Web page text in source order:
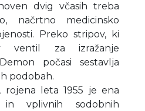
dvig včasih treba
načrtno medicinsko
Preko stripov, ki
ventil za izražanje
počasi sestavlja
podobah.
rojena leta 1955 je ena
vplivnih sodobnih